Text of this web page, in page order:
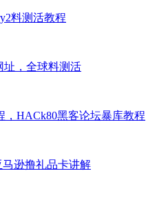
料测活教程
，全球料测活
，HACk80黑客论坛暴库教程
逊撸礼品卡讲解